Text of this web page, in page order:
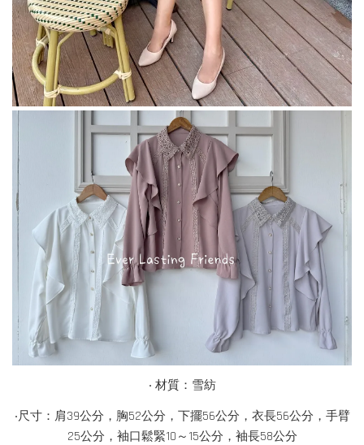
‧ 材質：雪紡
‧尺寸：肩39公分，胸52公分，下擺56公分，衣長56公分，手臂
25公分，袖口鬆緊10～15公分，袖長58公分